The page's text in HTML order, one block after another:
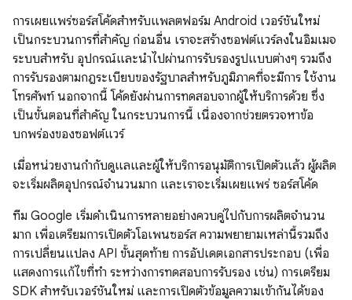
การเผยแพร่ซอร์สโค้ดสำหรับแพลตฟอร์ม Android เวอร์ชันใหม่
เป็นกระบวนการที่สำคัญ ก่อนอื่น เราจะสร้างซอฟต์แวร์ลงในอิมเมจ
ระบบสำหรับ อุปกรณ์และนำไปผ่านการรับรองรูปแบบต่างๆ รวมถึง
การรับรองตามกฎระเบียบของรัฐบาลสำหรับภูมิภาคที่จะมีการ ใช้งาน
โทรศัพท์ นอกจากนี้ โค้ดยังผ่านการทดสอบจากผู้ให้บริการด้วย ซึ่ง
เป็นขั้นตอนที่สำคัญ ในกระบวนการนี้ เนื่องจากช่วยตรวจหาข้อ
บกพร่องของซอฟต์แวร์
เมื่อหน่วยงานกำกับดูแลและผู้ให้บริการอนุมัติการเปิดตัวแล้ว ผู้ผลิต
จะเริ่มผลิตอุปกรณ์จำนวนมาก และเราจะเริ่มเผยแพร่ ซอร์สโค้ด
ทีม Google เริ่มดำเนินการหลายอย่างควบคู่ไปกับการผลิตจำนวน
มาก เพื่อเตรียมการเปิดตัวโอเพนซอร์ส ความพยายามเหล่านี้รวมถึง
การเปลี่ยนแปลง API ขั้นสุดท้าย การอัปเดตเอกสารประกอบ (เพื่อ
แสดงการแก้ไขที่ทำ ระหว่างการทดสอบการรับรอง เช่น) การเตรียม
SDK สำหรับเวอร์ชันใหม่ และการเปิดตัวข้อมูลความเข้ากันได้ของ